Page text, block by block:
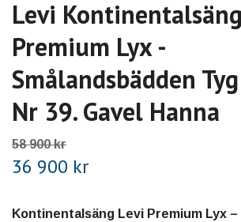
Levi Kontinentalsäng
Premium Lyx -
Smålandsbädden
Nr 39. Gavel Hanna
58 900 kr
36 900 kr
Kontinentalsäng Levi Premium Lyx